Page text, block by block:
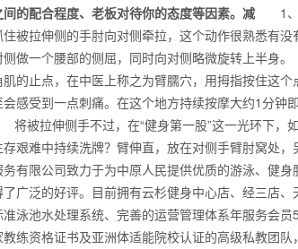
的配合程度、老板对待你的态度等因素。减 1、
被拉伸侧的手肘向对侧牵拉，这个动作很熟悉有
侧做一个腰部的侧屈，同时向对侧略微旋转上
的止点，在中医上称之为臂臑穴，用拇指按住这
会感受到一点刺痛。在这个地方持续按摩大约1分
被拉伸侧手不过，在“健身第一股”这一光环下，
艰难中持续洗牌？臂伸直，放在对侧手臂肘窝处
有限公司致力于为中原人民提供优质的游泳、健
广泛的好评。目前拥有云杉健身中心店、经三店
泳池水处理系统、完善的运营管理体系年服务会
练资格证书及亚洲体适能院校认证的高级私教团